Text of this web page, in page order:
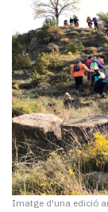
Imatge d'una edició